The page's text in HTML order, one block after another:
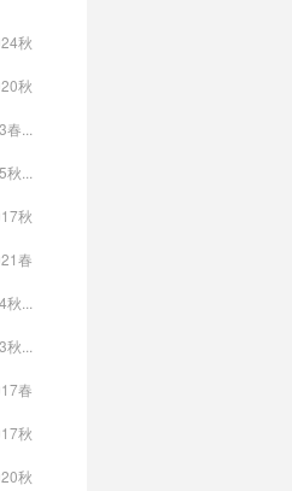
秋
秋
...
...
秋
春
...
...
春
秋
秋